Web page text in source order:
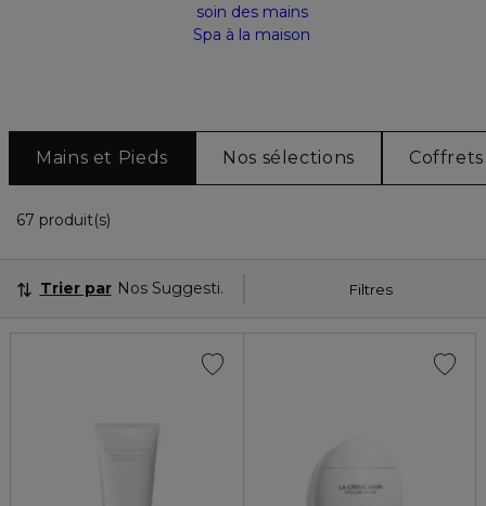
soin des mains
Spa à la maison
Mains et Pieds Nos sélections Coffrets
67 produit(s)
Filtres
Trier par Nos Suggestions